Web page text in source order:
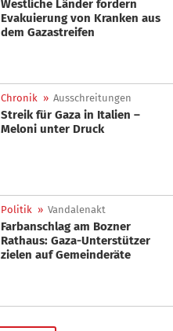
Westliche Länder fordern
Evakuierung von Kranken aus
dem Gazastreifen
Chronik » Ausschreitungen
Streik für Gaza in Italien –
Meloni unter Druck
Politik » Vandalenakt
Farbanschlag am Bozner
Rathaus: Gaza-Unterstützer
zielen auf Gemeinderäte